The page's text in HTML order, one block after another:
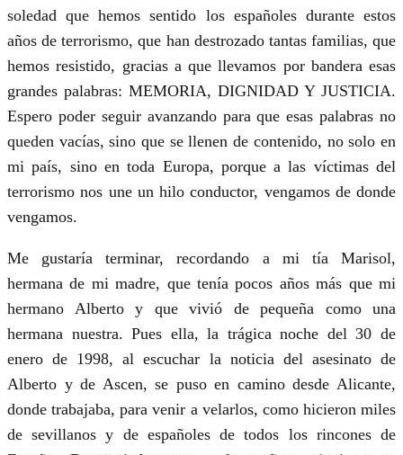
soledad que hemos sentido los españoles durante estos
años de terrorismo, que han destrozado tantas familias, que
hemos resistido, gracias a que llevamos por bandera esas
grandes palabras: MEMORIA, DIGNIDAD Y JUSTICIA.
Espero poder seguir avanzando para que esas palabras no
queden vacías, sino que se llenen de contenido, no solo en
mi país, sino en toda Europa, porque a las víctimas del
terrorismo nos une un hilo conductor, vengamos de donde
vengamos.
Me gustaría terminar, recordando a mi tía Marisol,
hermana de mi madre, que tenía pocos años más que mi
hermano Alberto y que vivió de pequeña como una
hermana nuestra. Pues ella, la trágica noche del 30 de
enero de 1998, al escuchar la noticia del asesinato de
Alberto y de Ascen, se puso en camino desde Alicante,
donde trabajaba, para venir a velarlos, como hicieron miles
de sevillanos y de españoles de todos los rincones de